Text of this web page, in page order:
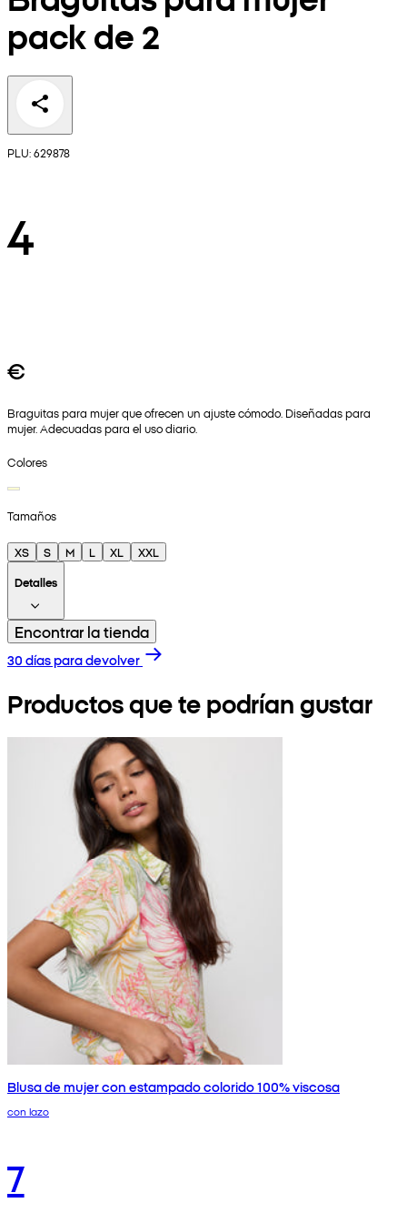
pack de 2
PLU: 629878
4
€
Braguitas para mujer que ofrecen un ajuste cómodo. Diseñadas para
mujer. Adecuadas para el uso diario.
Colores
Tamaños
XS S M L XL
XXL
Detalles
Encontrar la tienda
30 días para devolver
Productos que te podrían gustar
Blusa de mujer con estampado colorido 100% viscosa
con lazo
7